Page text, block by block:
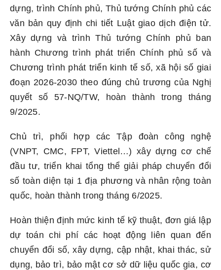
dựng, trình Chính phủ, Thủ tướng Chính phủ các
văn bản quy định chi tiết Luật giao dịch điện tử.
Xây dựng và trình Thủ tướng Chính phủ ban
hành Chương trình phát triển Chính phủ số và
Chương trình phát triển kinh tế số, xã hội số giai
đoạn 2026-2030 theo đúng chủ trương của Nghị
quyết số 57-NQ/TW, hoàn thành trong tháng
9/2025.
Chủ trì, phối hợp các Tập đoàn công nghệ
(VNPT, CMC, FPT, Viettel…) xây dựng cơ chế
đầu tư, triển khai tổng thể giải pháp chuyển đổi
số toàn diện tại 1 địa phương và nhân rộng toàn
quốc, hoàn thành trong tháng 6/2025.
Hoàn thiện định mức kinh tế kỹ thuật, đơn giá lập
dự toán chi phí các hoạt động liên quan đến
chuyển đổi số, xây dựng, cập nhật, khai thác, sử
dụng, bảo trì, bảo mật cơ sở dữ liệu quốc gia, cơ